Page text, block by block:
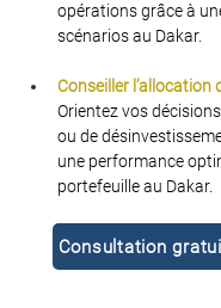
opérations grâce à
scénarios au Dakar.
Conseiller l’allocation
Orientez vos
ou de
une performance
portefeuille au Dakar.
Consultation